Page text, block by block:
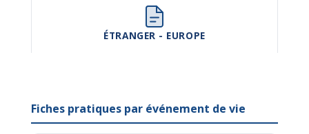
ÉTRANGER - EUROPE
Fiches pratiques par événement de vie